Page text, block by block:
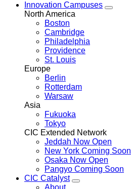
Innovation Campuses
Toggle
North America
Boston
Cambridge
Philadelphia
Providence
St. Louis
Europe
Berlin
Rotterdam
Warsaw
Asia
Fukuoka
Tokyo
CIC Extended Network
Jeddah Now Open
New York Coming Soon
Osaka Now Open
Pangyo Coming Soon
CIC Catalyst
Toggle
About